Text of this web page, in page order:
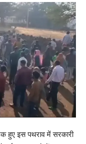
हुए इस पथराव में सरकारी